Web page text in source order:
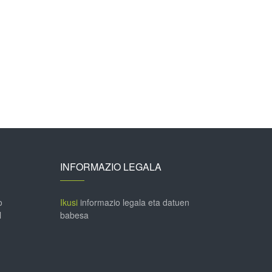
INFORMAZIO LEGALA
Ikusiinformazio legala eta datuen
babesa